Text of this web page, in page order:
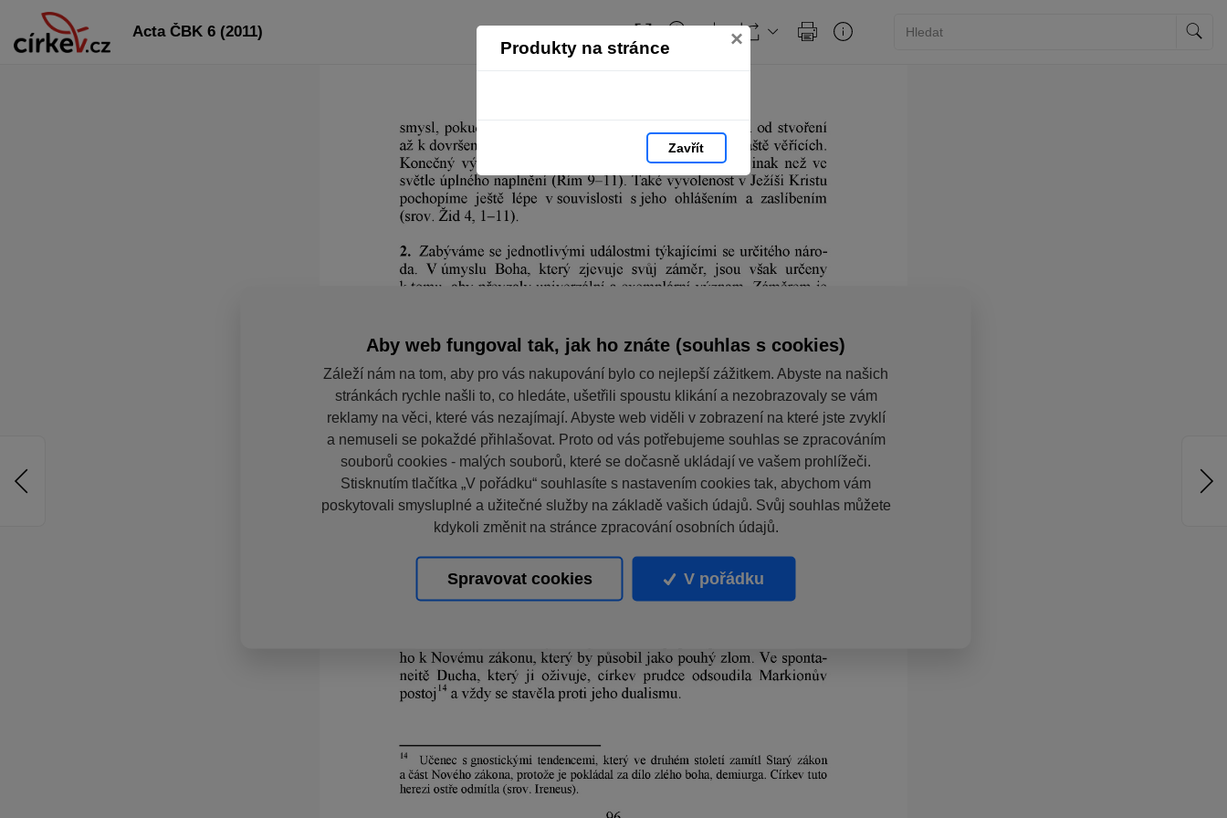
Produkty na stránce ×
Zavřít
Acta ČBK 6 (2011)
Aby web fungoval tak, jak ho znáte (souhlas s cookies)
Záleží nám na tom, aby pro vás nakupování bylo co nejlepší zážitkem. Abyste na našich
stránkách rychle našli to, co hledáte, ušetřili spoustu klikání a nezobrazovaly se vám
reklamy na věci, které vás nezajímají. Abyste web viděli v zobrazení na které jste zvyklí
a nemuseli se pokaždé přihlašovat. Proto od vás potřebujeme souhlas se zpracováním
souborů cookies - malých souborů, které se dočasně ukládají ve vašem prohlížeči.
Stisknutím tlačítka „V pořádku“ souhlasíte s nastavením cookies tak, abychom vám
poskytovali smysluplné a užitečné služby na základě vašich údajů. Svůj souhlas můžete
kdykoli změnit na stránce zpracování osobních údajů.
Spravovat cookies V pořádku